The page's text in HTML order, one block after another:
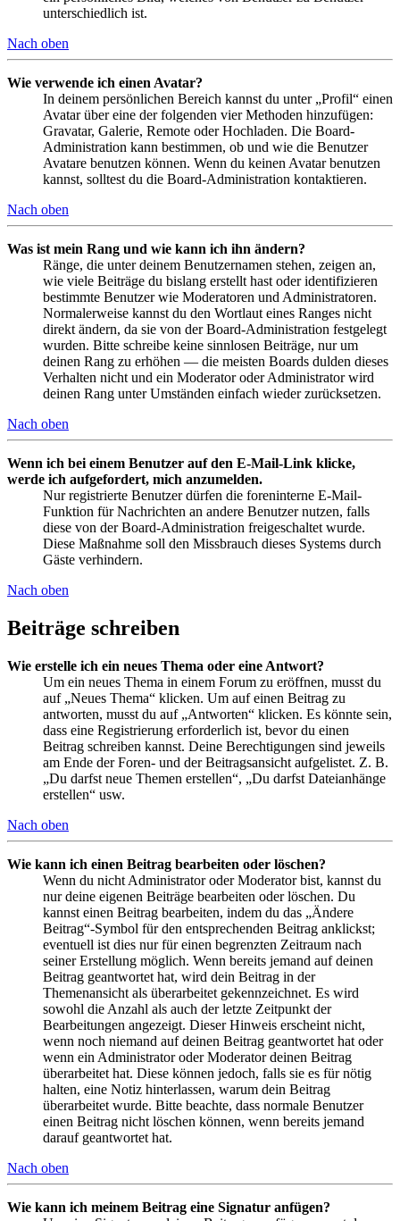
unterschiedlich ist.
Nach oben
Wie verwende ich einen Avatar?
In deinem persönlichen Bereich kannst du unter „Profil“ einen
Avatar über eine der folgenden vier Methoden hinzufügen:
Gravatar, Galerie, Remote oder Hochladen. Die Board-
Administration kann bestimmen, ob und wie die Benutzer
Avatare benutzen können. Wenn du keinen Avatar benutzen
kannst, solltest du die Board-Administration kontaktieren.
Nach oben
Was ist mein Rang und wie kann ich ihn ändern?
Ränge, die unter deinem Benutzernamen stehen, zeigen an,
wie viele Beiträge du bislang erstellt hast oder identifizieren
bestimmte Benutzer wie Moderatoren und Administratoren.
Normalerweise kannst du den Wortlaut eines Ranges nicht
direkt ändern, da sie von der Board-Administration festgelegt
wurden. Bitte schreibe keine sinnlosen Beiträge, nur um
deinen Rang zu erhöhen — die meisten Boards dulden dieses
Verhalten nicht und ein Moderator oder Administrator wird
deinen Rang unter Umständen einfach wieder zurücksetzen.
Nach oben
Wenn ich bei einem Benutzer auf den E-Mail-Link klicke,
werde ich aufgefordert, mich anzumelden.
Nur registrierte Benutzer dürfen die foreninterne E-Mail-
Funktion für Nachrichten an andere Benutzer nutzen, falls
diese von der Board-Administration freigeschaltet wurde.
Diese Maßnahme soll den Missbrauch dieses Systems durch
Gäste verhindern.
Nach oben
Beiträge schreiben
Wie erstelle ich ein neues Thema oder eine Antwort?
Um ein neues Thema in einem Forum zu eröffnen, musst du
auf „Neues Thema“ klicken. Um auf einen Beitrag zu
antworten, musst du auf „Antworten“ klicken. Es könnte sein,
dass eine Registrierung erforderlich ist, bevor du einen
Beitrag schreiben kannst. Deine Berechtigungen sind jeweils
am Ende der Foren- und der Beitragsansicht aufgelistet. Z. B.
„Du darfst neue Themen erstellen“, „Du darfst Dateianhänge
erstellen“ usw.
Nach oben
Wie kann ich einen Beitrag bearbeiten oder löschen?
Wenn du nicht Administrator oder Moderator bist, kannst du
nur deine eigenen Beiträge bearbeiten oder löschen. Du
kannst einen Beitrag bearbeiten, indem du das „Ändere
Beitrag“-Symbol für den entsprechenden Beitrag anklickst;
eventuell ist dies nur für einen begrenzten Zeitraum nach
seiner Erstellung möglich. Wenn bereits jemand auf deinen
Beitrag geantwortet hat, wird dein Beitrag in der
Themenansicht als überarbeitet gekennzeichnet. Es wird
sowohl die Anzahl als auch der letzte Zeitpunkt der
Bearbeitungen angezeigt. Dieser Hinweis erscheint nicht,
wenn noch niemand auf deinen Beitrag geantwortet hat oder
wenn ein Administrator oder Moderator deinen Beitrag
überarbeitet hat. Diese können jedoch, falls sie es für nötig
halten, eine Notiz hinterlassen, warum dein Beitrag
überarbeitet wurde. Bitte beachte, dass normale Benutzer
einen Beitrag nicht löschen können, wenn bereits jemand
darauf geantwortet hat.
Nach oben
Wie kann ich meinem Beitrag eine Signatur anfügen?